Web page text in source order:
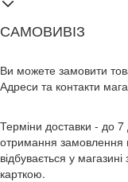
САМОВИВІЗ
Ви можете замовити
Адреси та контакти
Терміни доставки - до 7
отримання замовлення
відбувається у
карткою.